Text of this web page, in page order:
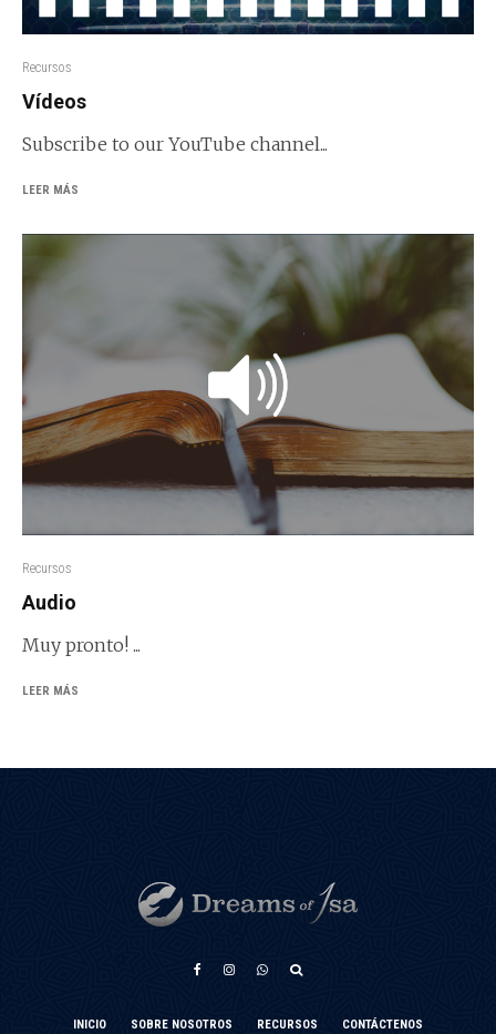
Recursos
Vídeos
Subscribe to our YouTube channel...
LEER MÁS
Recursos
Audio
Muy pronto! ...
LEER MÁS
INICIO SOBRE NOSOTROS RECURSOS CONTÁCTENOS